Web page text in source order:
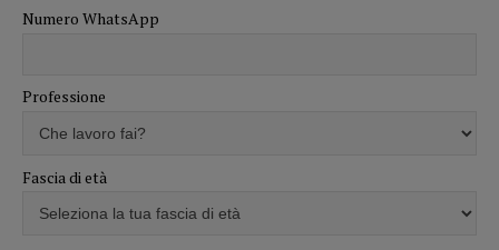
Numero WhatsApp
Professione
Fascia di età